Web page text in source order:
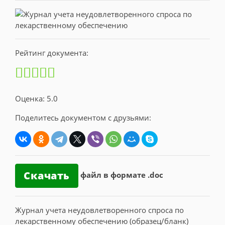
Рейтинг документа:
Оценка: 5.0
Поделитесь документом с друзьями:
Скачать файл в формате .doc
Журнал учета неудовлетворенного спроса по
лекарственному обеспечению (образец/бланк)